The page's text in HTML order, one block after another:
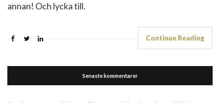
annan! Och lycka till.
Continue Reading
Senaste kommentarer